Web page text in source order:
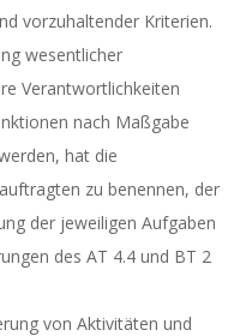
vorzuhaltender Kriterien.
wesentlicher
Verantwortlichkeiten
nach Maßgabe
hat die
zu benennen, der
der jeweiligen Aufgaben
des AT 4.4 und BT 2
von Aktivitäten und